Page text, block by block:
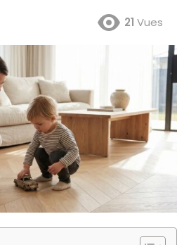
21 Vues